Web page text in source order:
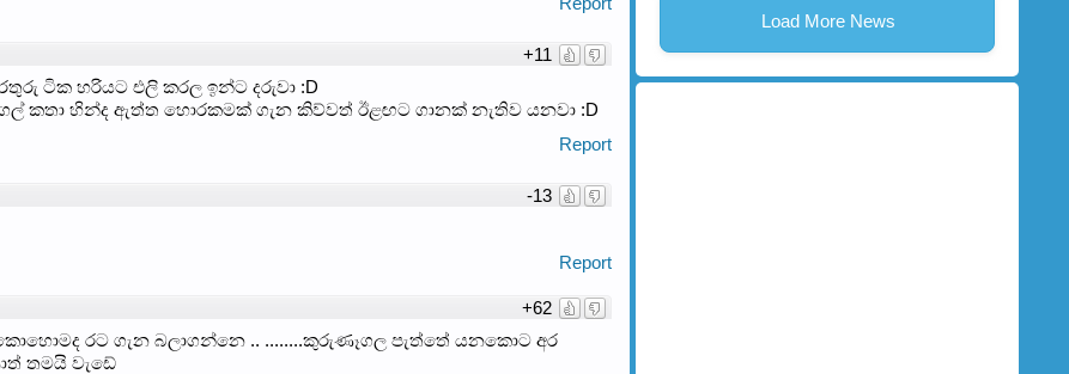
+11
ටික හරියට එලි කරල ඉන්ට දරුවා :D
කතා හින්ද ඇත්ත හොරකමක් ගැන කිව්වත් ඊළඟට ගානක් නැතිව යනවා :D
Report
-13
Report
+62
කොහොමද රට ගැන බලාගන්නෙ .. ........කුරුණෑගල පැත්තේ යනකොට අර
තමයි වැඩේ
Load More News